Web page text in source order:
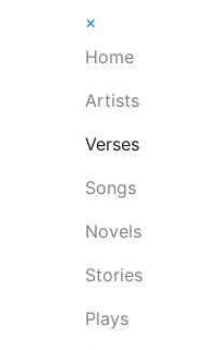
×
Home
Artists
Verses
Songs
Novels
Stories
Plays